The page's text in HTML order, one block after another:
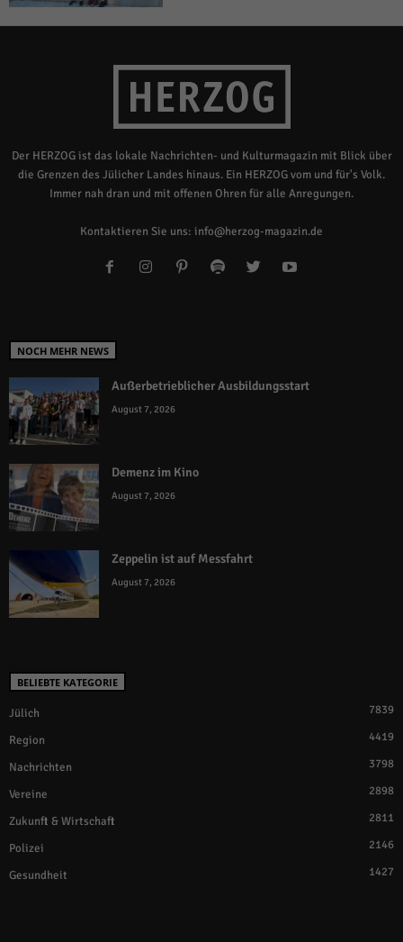
Der HERZOG ist das lokale Nachrichten- und Kulturmagazin mit Blick über
die Grenzen des Jülicher Landes hinaus. Ein HERZOG vom und für's Volk.
Immer nah dran und mit offenen Ohren für alle Anregungen.
Kontaktieren Sie uns: info@herzog-magazin.de
NOCH MEHR NEWS
Außerbetrieblicher Ausbildungsstart
August 7, 2026
Demenz im Kino
August 7, 2026
Zeppelin ist auf Messfahrt
August 7, 2026
BELIEBTE KATEGORIE
Jülich 7839
Region 4419
Nachrichten 3798
Vereine 2898
Zukunft & Wirtschaft 2811
Polizei 2146
Gesundheit 1427